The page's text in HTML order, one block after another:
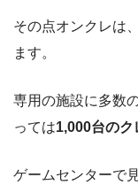
その点オンクレは、
ます。
専用の施設に多数
っては1,000台のク
ゲームセンターで